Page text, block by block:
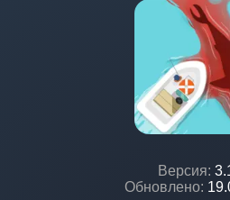
Версия:
Обновлено: